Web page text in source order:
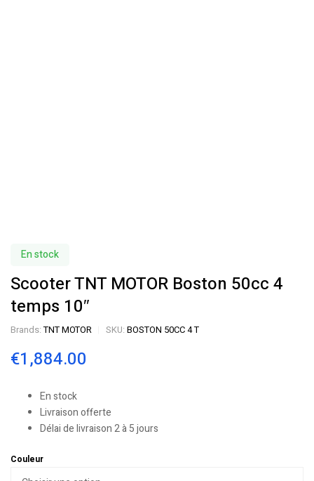
En stock
Scooter TNT MOTOR Boston 50cc 4
temps 10″
Brands:TNT MOTOR SKU: BOSTON 50CC 4 T
€1,884.00
En stock
Livraison offerte
Délai de livraison 2 à 5 jours
Couleur